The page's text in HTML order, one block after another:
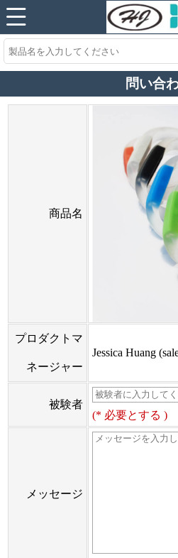
問い合
商品名
プロダクトマ
ネージャー
Jessica Huang
被験者
(* 必要とする )
メッセージ